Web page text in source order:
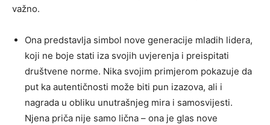
važno.
Ona predstavlja simbol nove generacije mladih lidera,
koji ne boje stati iza svojih uvjerenja i preispitati
društvene norme. Nika svojim primjerom pokazuje da
put ka autentičnosti može biti pun izazova, ali i
nagrada u obliku unutrašnjeg mira i samosvijesti.
Njena priča nije samo lična – ona je glas nove